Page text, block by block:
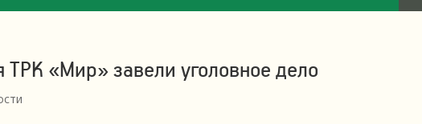
ТРК «Мир» завели уголовное дело